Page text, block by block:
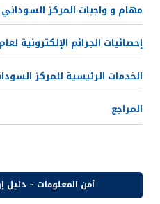
مهام و واجبات المركز
إحصائيات الجرائم الإلكترونية
الخدمات الرئيسية للمركز
المراجع
‫أمن المعلومات – دليل‬‫